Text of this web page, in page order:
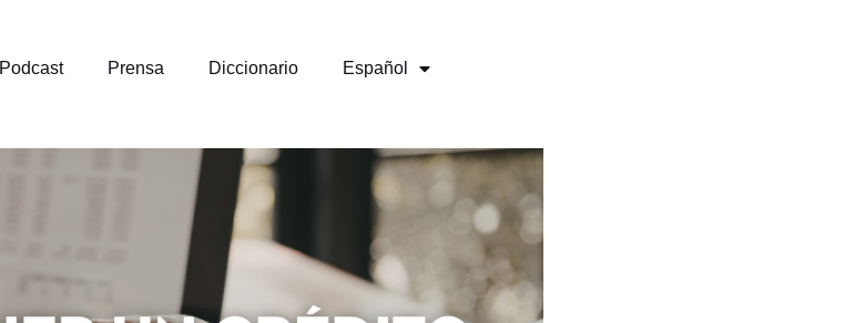
Podcast Prensa Diccionario Español